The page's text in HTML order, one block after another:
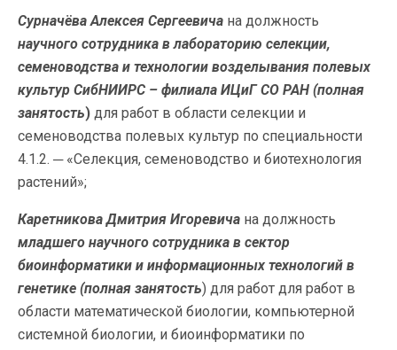
Сурначёва Алексея Сергеевича на должность
научного сотрудника в лабораторию селекции,
семеноводства и технологии возделывания полевых
культур СибНИИРС – филиала ИЦиГ СО РАН (полная
занятость) для работ в области селекции и
семеноводства полевых культур по специальности
4.1.2. ─ «Селекция, семеноводство и биотехнология
растений»;
Каретникова Дмитрия Игоревича на должность
младшего научного сотрудника в сектор
биоинформатики и информационных технологий в
генетике (полная занятость) для работ для работ в
области математической биологии, компьютерной
системной биологии, и биоинформатики по